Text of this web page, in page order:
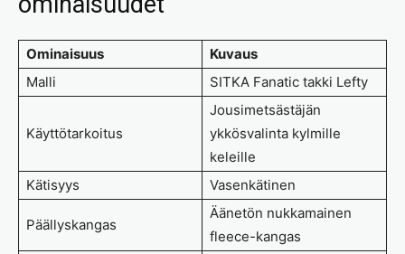
Ominaisuus
Kuvaus
Malli
SITKA Fanatic takki Lefty
Käyttötarkoitus
Jousimetsästäjän
ykkösvalinta kylmille
keleille
Kätisyys
Vasenkätinen
Päällyskangas
Äänetön nukkamainen
fleece-kangas